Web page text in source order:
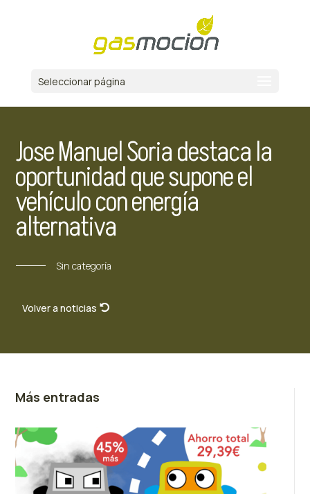
Seleccionar página
Jose Manuel Soria destaca la
oportunidad que supone el
vehículo con energía
alternativa
Sin categoría
Volver a noticias
Más entradas